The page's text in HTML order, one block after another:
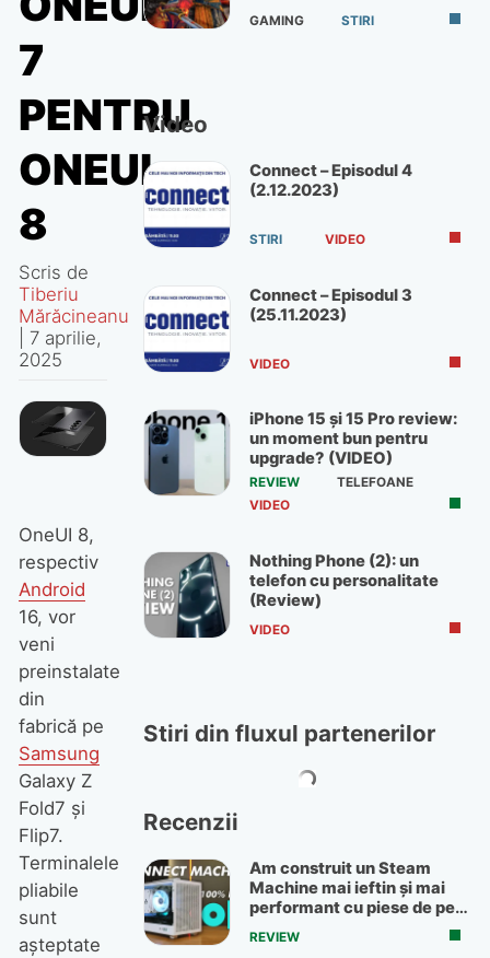
7
PENTRU
ONEUI
8
Scris de
Tiberiu
Mărăcineanu
7 aprilie,
2025
OneUI 8,
respectiv
Android
16, vor
veni
preinstalate
din
fabrică pe
Samsung
Galaxy Z
Fold7 și
Flip7.
Terminalele
pliabile
sunt
așteptate
God of War
GAMING STIRI
Video
Connect – Episodul 4
(2.12.2023)
STIRI VIDEO
Connect – Episodul 3
(25.11.2023)
VIDEO
iPhone 15 și 15 Pro review:
un moment bun pentru
upgrade? (VIDEO)
REVIEW
TELEFOANE
VIDEO
Nothing Phone (2): un
telefon cu personalitate
(Review)
VIDEO
Stiri din fluxul partenerilor
Recenzii
Am construit un Steam
Machine mai ieftin și mai
performant cu piese de pe
OLX
REVIEW